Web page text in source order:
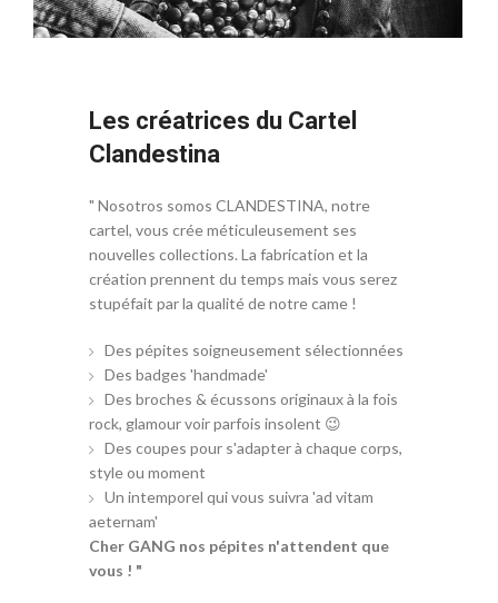
Les créatrices du Cartel
Clandestina
" Nosotros somos CLANDESTINA, notre
cartel, vous crée méticuleusement ses
nouvelles collections. La fabrication et la
création prennent du temps mais vous serez
stupéfait par la qualité de notre came !
Des pépites soigneusement sélectionnées
Des badges 'handmade'
Des broches & écussons originaux à la fois
rock, glamour voir parfois insolent 😉
Des coupes pour s'adapter à chaque corps,
style ou moment
Un intemporel qui vous suivra 'ad vitam
aeternam'
Cher GANG nos pépites n'attendent que
vous ! "